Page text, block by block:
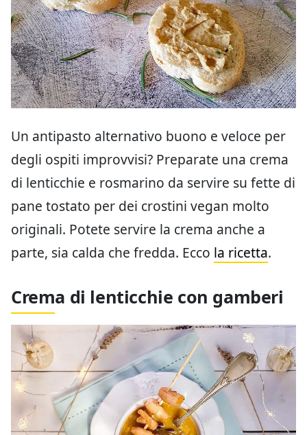
Un antipasto alternativo buono e veloce per
degli ospiti improvvisi? Preparate una crema
di lenticchie e rosmarino da servire su fette di
pane tostato per dei crostini vegan molto
originali. Potete servire la crema anche a
parte, sia calda che fredda. Ecco la ricetta.
Crema di lenticchie con gamberi